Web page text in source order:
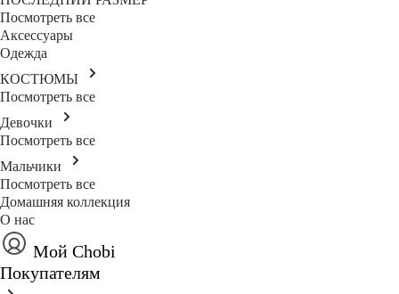
Посмотреть все
Аксессуары
Одежда
КОСТЮМЫ
Посмотреть все
Девочки
Посмотреть все
Мальчики
Посмотреть все
Домашняя коллекция
О нас
Мой Chobi
Покупателям